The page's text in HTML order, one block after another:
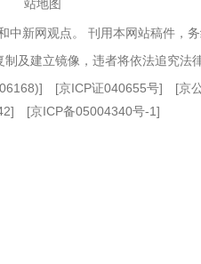
站地图
中新网观点。 刊用本网站稿件，
及建立镜像，违者将依法追究法
] [京ICP证040655号] [京
[京ICP备05004340号-1]